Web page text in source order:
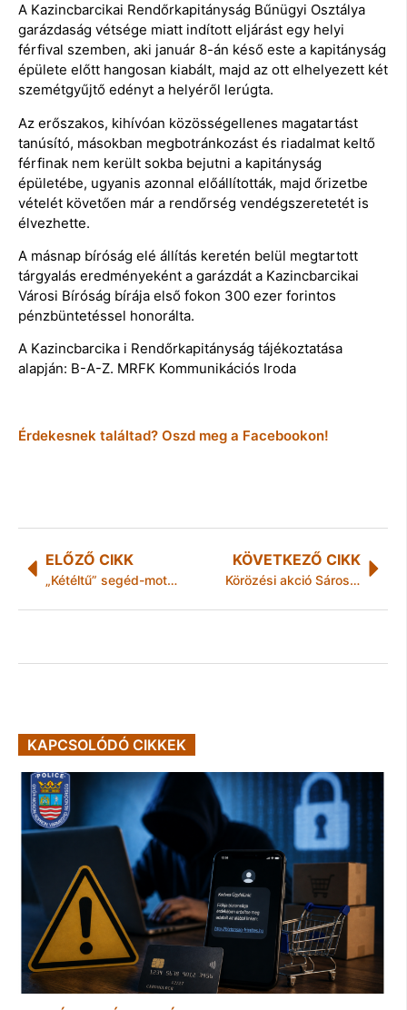
A Kazincbarcikai Rendőrkapitányság Bűnügyi Osztálya
garázdaság vétsége miatt indított eljárást egy helyi
férfival szemben, aki január 8-án késő este a kapitányság
épülete előtt hangosan kiabált, majd az ott elhelyezett két
szemétgyűjtő edényt a helyéről lerúgta.
Az erőszakos, kihívóan közösségellenes magatartást
tanúsító, másokban megbotránkozást és riadalmat keltő
férfinak nem került sokba bejutni a kapitányság
épületébe, ugyanis azonnal előállították, majd őrizetbe
vételét követően már a rendőrség vendégszeretetét is
élvezhette.
A másnap bíróság elé állítás keretén belül megtartott
tárgyalás eredményeként a garázdát a Kazincbarcikai
Városi Bíróság bírája első fokon 300 ezer forintos
pénzbüntetéssel honorálta.
A Kazincbarcika i Rendőrkapitányság tájékoztatása
alapján: B-A-Z. MRFK Kommunikációs Iroda
Érdekesnek találtad? Oszd meg a Facebookon!
ELŐZŐ CIKK
„Kétéltű” segéd-motorkerékpár
KÖVETKEZŐ CIKK
Körözési akció Sárospatakon
KAPCSOLÓDÓ CIKKEK